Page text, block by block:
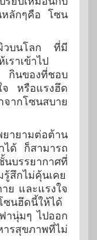
ลักๆคือ โซน
บนโลก ที่มี
ราเข้าไป
กินของที่ชอบ
จ หรือแรงฮึด
ากโซนสบาย
ายามต่อต้าน
ได้ ก็สามารถ
บรรยากาศที่
รู้สึกไม่คุ้นเคย
ย และแรงใจ
ซนฮึดนี้ให้ได้
านุ่มๆ ไปออก
สุขภาพที่ไม่